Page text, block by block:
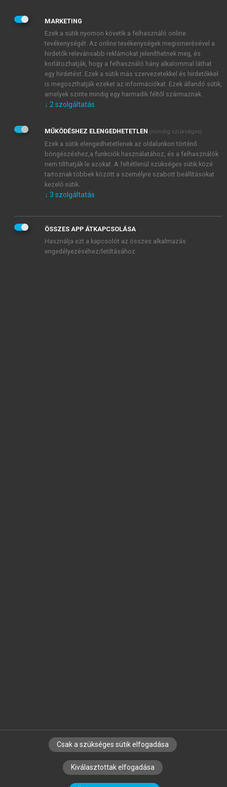
JELSZÓ
JELSZÓ ÚJRA
Kérek értesítést a MeRSZ újdonságairól, akcióiról.
Kérek értesítést az Akadémiai Kiadó Zrt. újdonságairól,
Adatkezelési tájékoztatóbanfoglaltakat tudomásul
veszem és elfogadom.
Általános vásárlási feltételeket, valamint a szotar.netés a
mersz.huoldalak licencszerződéseiben foglaltakat
tudomásul veszem és elfogadom.
KIPRÓBÁLOM
SZERZŐKNEK CÉGEKNEK KÖNYVTÁROSOKNAK
SZERKESZTÉSI ÉS LEKTORÁLÁSI ALAPELVEK
MARKETING
Ezek a sütik nyomon követik a felhasználó online
tevékenységét. Az online tevékenységek megismerésével a
hirdetők relevánsabb reklámokat jeleníthetnek meg, és
korlátozhatják, hogy a felhasználó hány alkalommal láthat
egy hirdetést. Ezek a sütik más szervezetekkel és hirdetőkkel
is megoszthatják ezeket az információkat. Ezek állandó sütik,
amelyek szinte mindig egy harmadik féltől származnak.
↓ 2 szolgáltatás
MŰKÖDÉSHEZ ELENGEDHETETLEN (mindig szükséges)
Ezek a sütik elengedhetetlenek az oldalunkon történő
böngészéshez,a funkciók használatához, és a felhasználók
nem tilthatják le azokat. A feltétlenül szükséges sütik közé
tartoznak többek között a személyre szabott beállításokat
kezelő sütik.
↓ 3 szolgáltatás
ÖSSZES APP ÁTKAPCSOLÁSA
Használja ezt a kapcsolót az összes alkalmazás
engedélyezéséhez/letiltásához.
Csak a szükséges sütik elfogadása
Kiválasztottak elfogadása